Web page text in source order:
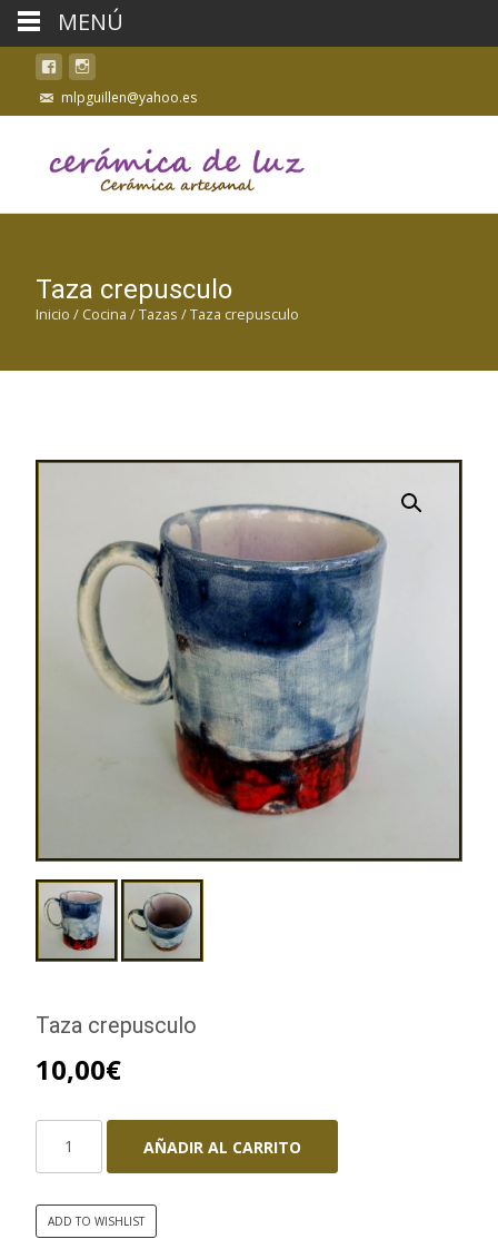
mlpguillen@yahoo.es
Taza crepusculo
Inicio / Cocina /Tazas / Taza crepusculo
Taza crepusculo
10,00€
AÑADIR AL CARRITO
ADD TO WISHLIST
MENÚ